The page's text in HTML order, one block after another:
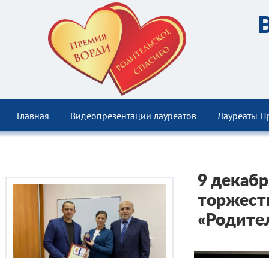
Главная Видеопрезентации лауреатов Лауреаты
9